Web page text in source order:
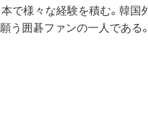
で様々な経験を積む。韓
う囲碁ファンの一人である。